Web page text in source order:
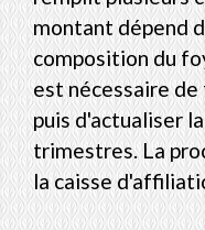
montant dépend
composition du
est nécessaire
puis d'actualiser
trimestres. La
la caisse